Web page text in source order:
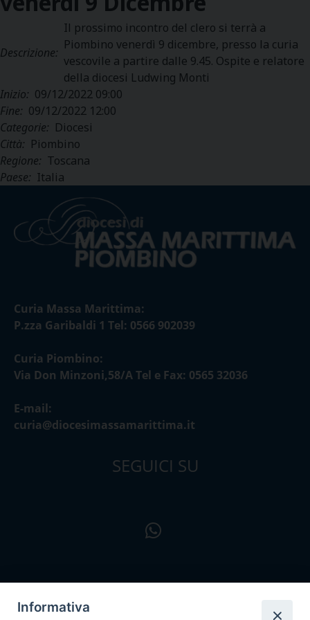
Descrizione:
Il prossimo incontro del clero si terrà a
Piombino venerdì 9 dicembre, presso la curia
vescovile a partire dalle 9.45. Ospite e relatore
della diocesi Ludwing Monti
Inizio: 09/12/2022 09:00
Fine: 09/12/2022 12:00
Categorie: Diocesi
Città: Piombino
Regione: Toscana
Paese: Italia
Curia Massa Marittima:
P.zza Garibaldi 1 Tel: 0566 902039
Curia Piombino:
Via Don Minzoni,58/A Tel e Fax: 0565 32036
E-mail:
curia@diocesimassamarittima.it
SEGUICI SU
Informativa